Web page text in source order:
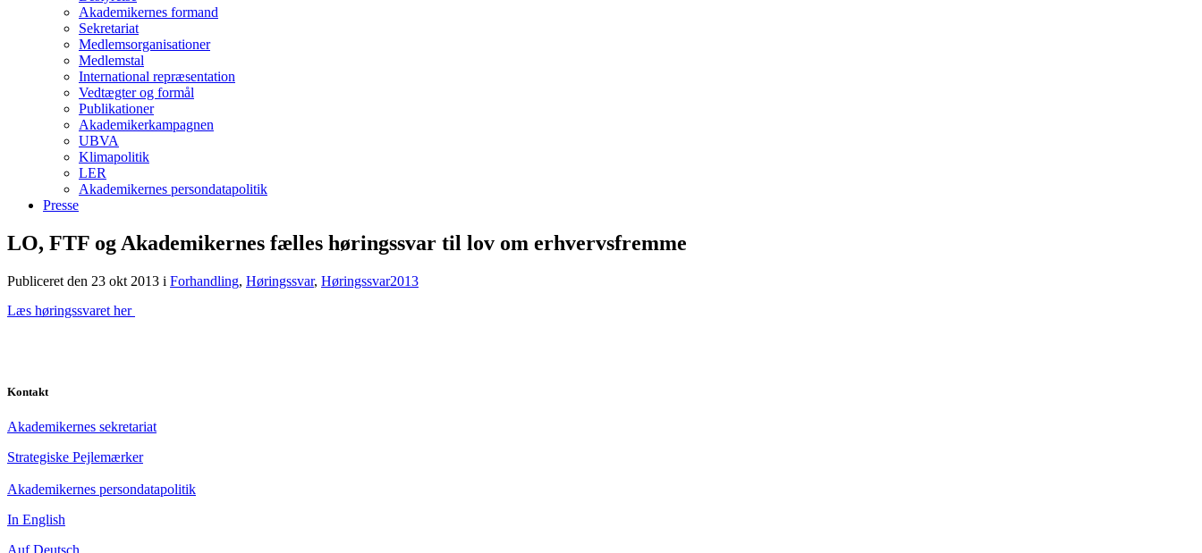
Akademikernes formand
Sekretariat
Medlemsorganisationer
Medlemstal
International repræsentation
Vedtægter og formål
Publikationer
Akademikerkampagnen
UBVA
Klimapolitik
LER
Akademikernes persondatapolitik
Presse
LO, FTF og Akademikernes fælles høringssvar til lov om erhvervsfremme
Publiceret den 23 okt 2013 i Forhandling, Høringssvar, Høringssvar2013
Læs høringssvaret her
Kontakt
Akademikernes sekretariat
Strategiske Pejlemærker
Akademikernes persondatapolitik
In English